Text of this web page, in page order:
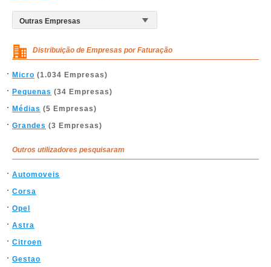
Distribuição de Empresas por Faturação
Micro (1.034 Empresas)
Pequenas (34 Empresas)
Médias (5 Empresas)
Grandes (3 Empresas)
Outros utilizadores pesquisaram
Automoveis
Corsa
Opel
Astra
Citroen
Gestao